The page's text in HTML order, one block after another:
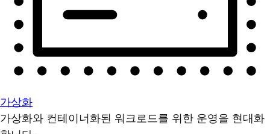
가상화
가상화와 컨테이너화된 워크로드를 위한 운영을 현대화